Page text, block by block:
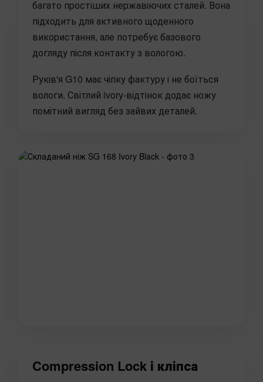
багато простіших нержавіючих сталей. Вона
підходить для активного щоденного
використання, але потребує базового
догляду після контакту з вологою.
Руків'я G10 має чіпку фактуру і не боїться
вологи. Світлий ivory-відтінок додає ножу
помітний вигляд без зайвих деталей.
Compression Lock і кліпса